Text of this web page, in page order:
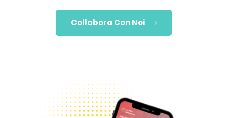
Collabora Con Noi